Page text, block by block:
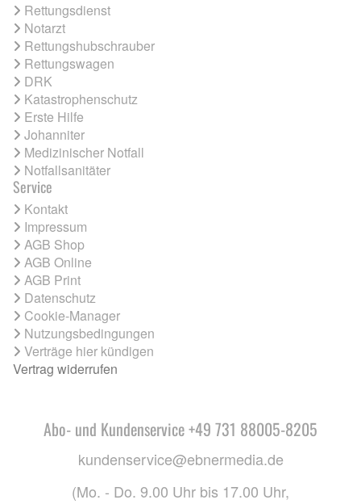
Rettungsdienst
Notarzt
Rettungshubschrauber
Rettungswagen
DRK
Katastrophenschutz
Erste Hilfe
Johanniter
Medizinischer Notfall
Notfallsanitäter
Service
Kontakt
Impressum
AGB Shop
AGB Online
AGB Print
Datenschutz
Cookie-Manager
Nutzungsbedingungen
Verträge hier kündigen
Vertrag widerrufen
Abo- und Kundenservice +49 731 88005-8205
kundenservice@ebnermedia.de
(Mo. - Do. 9.00 Uhr bis 17.00 Uhr,